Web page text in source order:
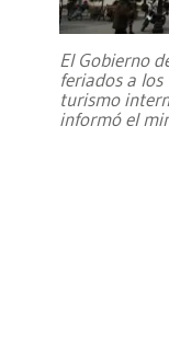
El Gobierno
feriados a
turismo
informó el